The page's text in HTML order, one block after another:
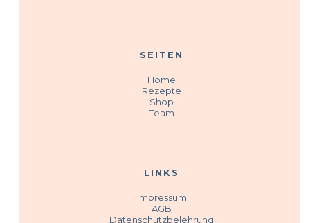
SEITEN
Home
Rezepte
Shop
Team
LINKS
Impressum
AGB
Datenschutzbelehrung